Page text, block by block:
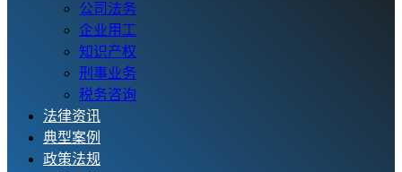
公司法务
企业用工
知识产权
刑事业务
税务咨询
法律资讯
典型案例
政策法规